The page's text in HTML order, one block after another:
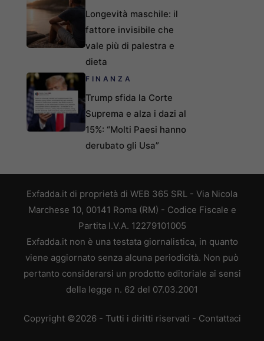
Longevità maschile: il
fattore invisibile che
vale più di palestra e
dieta
FINANZA
Trump sfida la Corte
Suprema e alza i dazi al
15%: “Molti Paesi hanno
derubato gli Usa”
Exfadda.it di proprietà di WEB 365 SRL - Via Nicola
Marchese 10, 00141 Roma (RM) - Codice Fiscale e
Partita I.V.A. 12279101005
Exfadda.it non è una testata giornalistica, in quanto
viene aggiornato senza alcuna periodicità. Non può
pertanto considerarsi un prodotto editoriale ai sensi
della legge n. 62 del 07.03.2001
Copyright ©2026 - Tutti i diritti riservati - Contattaci